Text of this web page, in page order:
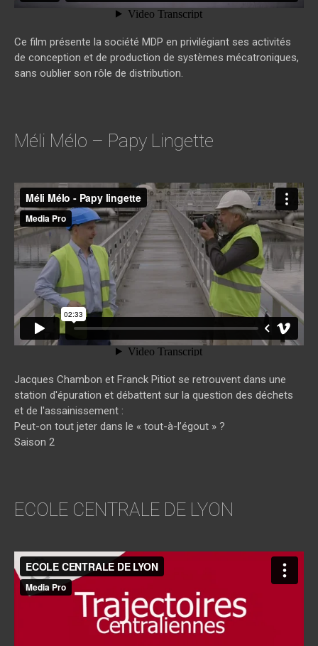
Ce film présente la société MDP en privilégiant ses activités
de conception et de production de systèmes mécatroniques,
sans oublier son rôle de distribution.
Méli Mélo – Papy Lingette
Méli Mélo - Papy lingettefrommedia pro onVimeo.
Jacques Chambon et Franck Pitiot se retrouvent dans une
station d'épuration et débattent sur la question des déchets
et de l'assainissement :
Peut-on tout jeter dans le « tout-à-l’égout » ?
Saison 2
ECOLE CENTRALE DE LYON
ECOLE CENTRALE DE LYONfrom